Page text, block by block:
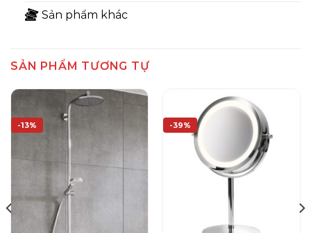
Sản phẩm khác
SẢN PHẨM TƯƠNG TỰ
-13% -39%